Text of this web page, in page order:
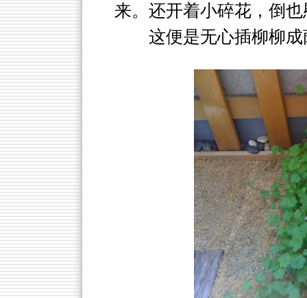
来。还开着小碎花，倒
这便是无心插柳柳成